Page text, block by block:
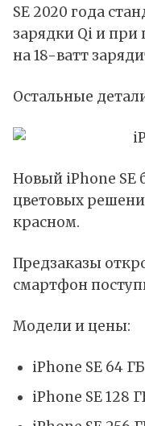
SE 2020 года
зарядки Qi и
на 18-ватт
Остальные
Новый iPhone SE
цветовых
красном.
Предзаказы
смартфон
Модели и цены:
iPhone SE 64
iPhone SE 128